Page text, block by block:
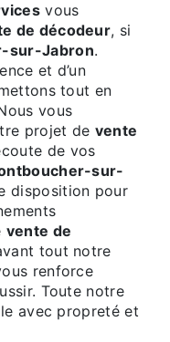
vous
de décodeur, si
sur-Jabron.
et d’un
tout en
vous
projet de vente
de vos
sur-
disposition pour
vente de
tout notre
renforce
Toute notre
avec propreté et